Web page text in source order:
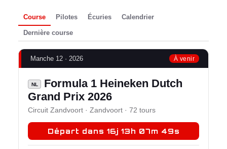
Course Pilotes Écuries Calendrier
Dernière course
Manche 12 · 2026 À venir
NL
Formula 1 Heineken Dutch
Grand Prix 2026
Circuit Zandvoort · Zandvoort · 72 tours
Départ dans 16j 13h 07m 48s